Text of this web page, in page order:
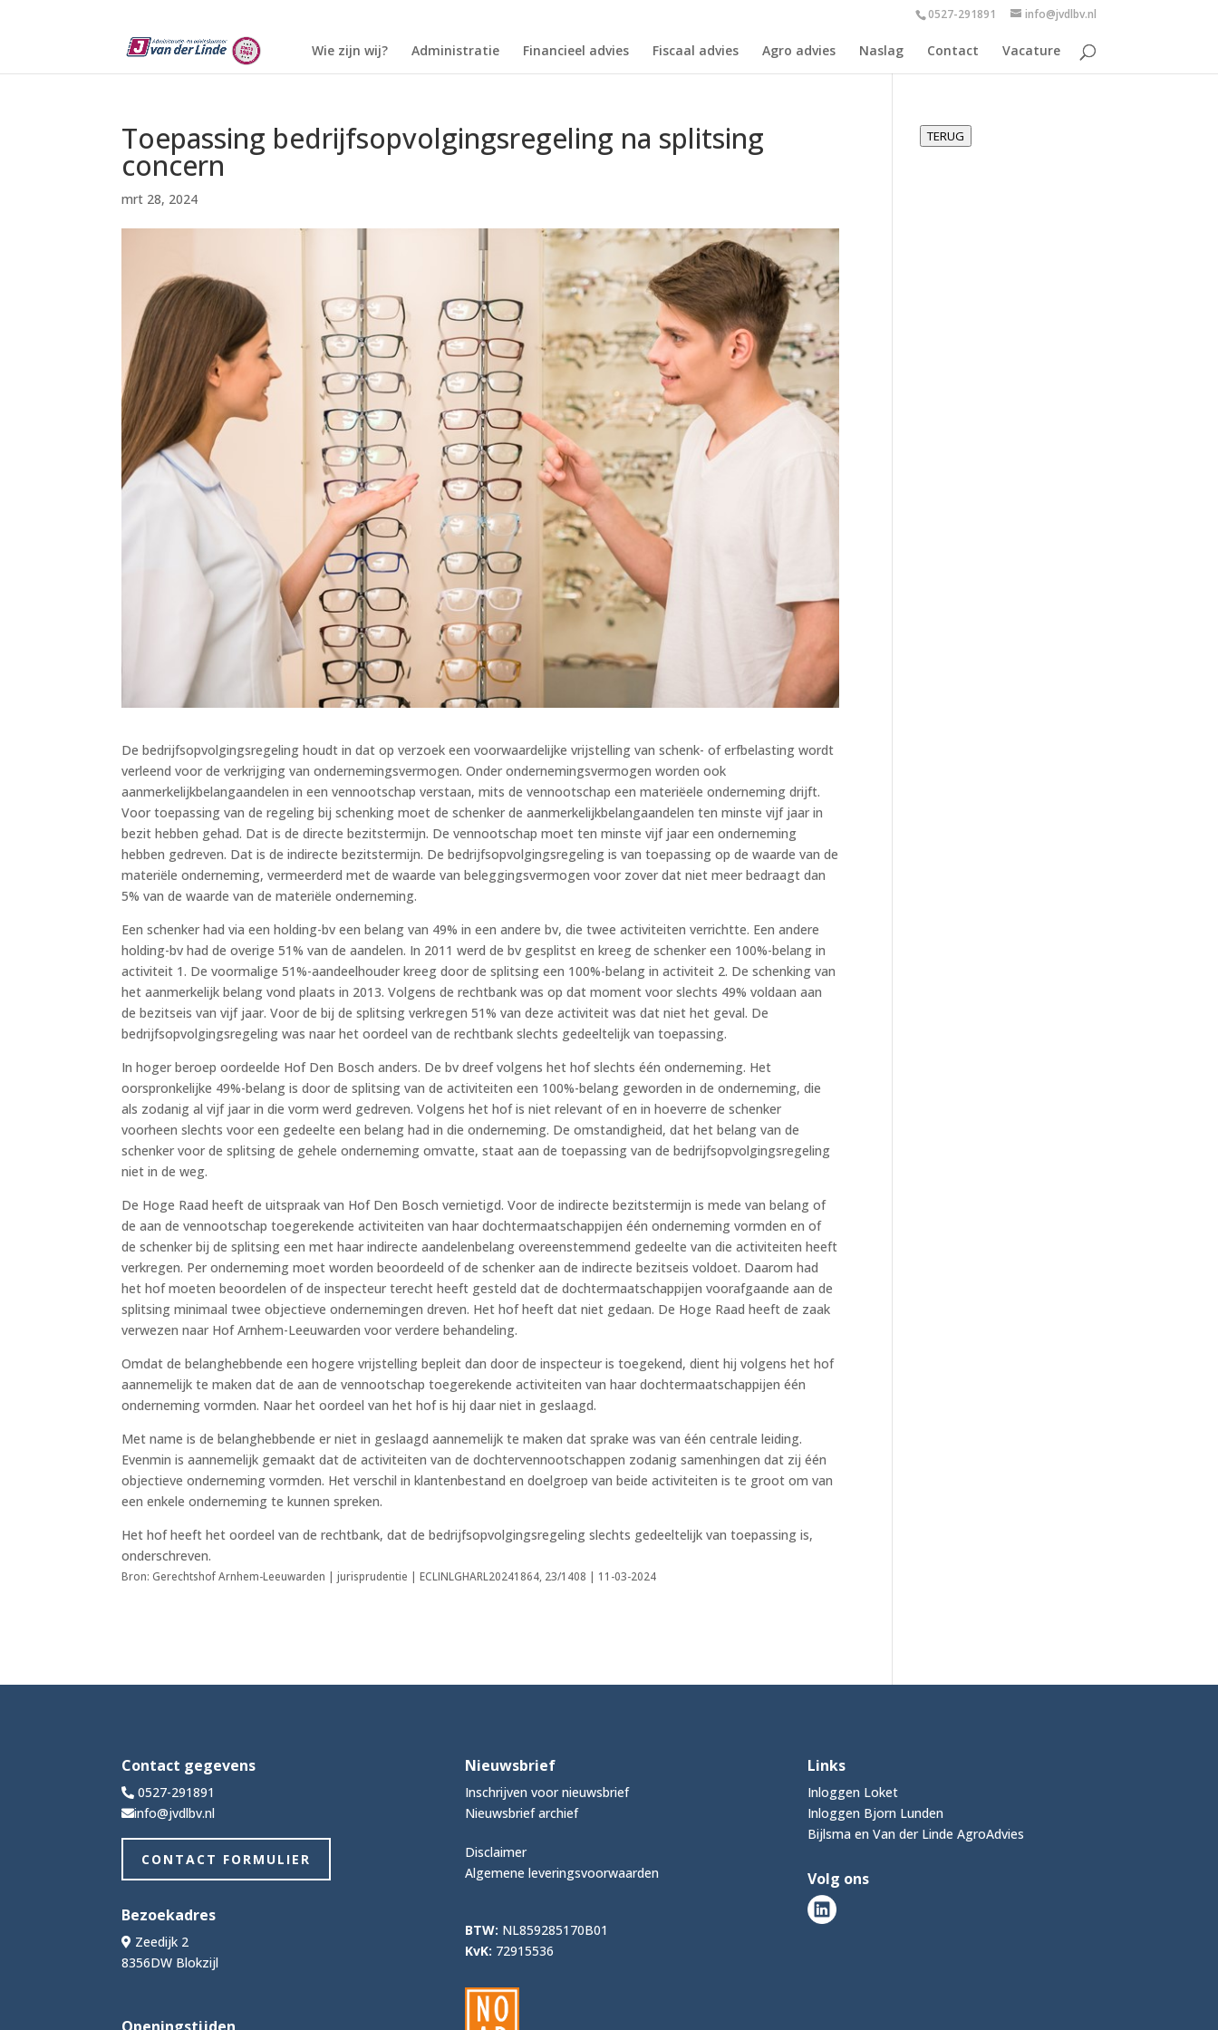
0527-291891 info@jvdlbv.nl
Wie zijn wij? Administratie Financieel advies Fiscaal advies Agro advies Naslag Contact Vacature
Toepassing bedrijfsopvolgingsregeling na splitsing
concern
mrt 28, 2024
De bedrijfsopvolgingsregeling houdt in dat op verzoek een voorwaardelijke vrijstelling van schenk- of erfbelasting wordt
verleend voor de verkrijging van ondernemingsvermogen. Onder ondernemingsvermogen worden ook
aanmerkelijkbelangaandelen in een vennootschap verstaan, mits de vennootschap een materiëele onderneming drijft.
Voor toepassing van de regeling bij schenking moet de schenker de aanmerkelijkbelangaandelen ten minste vijf jaar in
bezit hebben gehad. Dat is de directe bezitstermijn. De vennootschap moet ten minste vijf jaar een onderneming
hebben gedreven. Dat is de indirecte bezitstermijn. De bedrijfsopvolgingsregeling is van toepassing op de waarde van de
materiële onderneming, vermeerderd met de waarde van beleggingsvermogen voor zover dat niet meer bedraagt dan
5% van de waarde van de materiële onderneming.
Een schenker had via een holding-bv een belang van 49% in een andere bv, die twee activiteiten verrichtte. Een andere
holding-bv had de overige 51% van de aandelen. In 2011 werd de bv gesplitst en kreeg de schenker een 100%-belang in
activiteit 1. De voormalige 51%-aandeelhouder kreeg door de splitsing een 100%-belang in activiteit 2. De schenking van
het aanmerkelijk belang vond plaats in 2013. Volgens de rechtbank was op dat moment voor slechts 49% voldaan aan
de bezitseis van vijf jaar. Voor de bij de splitsing verkregen 51% van deze activiteit was dat niet het geval. De
bedrijfsopvolgingsregeling was naar het oordeel van de rechtbank slechts gedeeltelijk van toepassing.
In hoger beroep oordeelde Hof Den Bosch anders. De bv dreef volgens het hof slechts één onderneming. Het
oorspronkelijke 49%-belang is door de splitsing van de activiteiten een 100%-belang geworden in de onderneming, die
als zodanig al vijf jaar in die vorm werd gedreven. Volgens het hof is niet relevant of en in hoeverre de schenker
voorheen slechts voor een gedeelte een belang had in die onderneming. De omstandigheid, dat het belang van de
schenker voor de splitsing de gehele onderneming omvatte, staat aan de toepassing van de bedrijfsopvolgingsregeling
niet in de weg.
De Hoge Raad heeft de uitspraak van Hof Den Bosch vernietigd. Voor de indirecte bezitstermijn is mede van belang of
de aan de vennootschap toegerekende activiteiten van haar dochtermaatschappijen één onderneming vormden en of
de schenker bij de splitsing een met haar indirecte aandelenbelang overeenstemmend gedeelte van die activiteiten heeft
verkregen. Per onderneming moet worden beoordeeld of de schenker aan de indirecte bezitseis voldoet. Daarom had
het hof moeten beoordelen of de inspecteur terecht heeft gesteld dat de dochtermaatschappijen voorafgaande aan de
splitsing minimaal twee objectieve ondernemingen dreven. Het hof heeft dat niet gedaan. De Hoge Raad heeft de zaak
verwezen naar Hof Arnhem-Leeuwarden voor verdere behandeling.
Omdat de belanghebbende een hogere vrijstelling bepleit dan door de inspecteur is toegekend, dient hij volgens het hof
aannemelijk te maken dat de aan de vennootschap toegerekende activiteiten van haar dochtermaatschappijen één
onderneming vormden. Naar het oordeel van het hof is hij daar niet in geslaagd.
Met name is de belanghebbende er niet in geslaagd aannemelijk te maken dat sprake was van één centrale leiding.
Evenmin is aannemelijk gemaakt dat de activiteiten van de dochtervennootschappen zodanig samenhingen dat zij één
objectieve onderneming vormden. Het verschil in klantenbestand en doelgroep van beide activiteiten is te groot om van
een enkele onderneming te kunnen spreken.
Het hof heeft het oordeel van de rechtbank, dat de bedrijfsopvolgingsregeling slechts gedeeltelijk van toepassing is,
onderschreven.
Bron: Gerechtshof Arnhem-Leeuwarden | jurisprudentie | ECLINLGHARL20241864, 23/1408 | 11-03-2024
TERUG
Contact gegevens
0527-291891
info@jvdlbv.nl
CONTACT FORMULIER
Bezoekadres
Zeedijk 2
8356DW Blokzijl
Openingstijden
Nieuwsbrief
Inschrijven voor nieuwsbrief
Nieuwsbrief archief
Disclaimer
Algemene leveringsvoorwaarden
BTW: NL859285170B01
KvK: 72915536
Links
Inloggen Loket
Inloggen Bjorn Lunden
Bijlsma en Van der Linde AgroAdvies
Volg ons